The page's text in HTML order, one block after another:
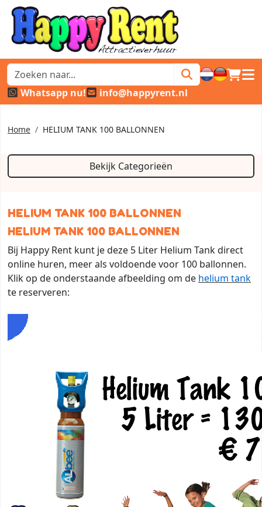
Whatsapp nu!
info@happyrent.nl
Home HELIUM TANK 100 BALLONNEN
Bekijk Categorieën
HELIUM TANK 100 BALLONNEN
HELIUM TANK 100 BALLONNEN
Bij Happy Rent kunt je deze 5 Liter Helium Tank direct
online huren, meer als voldoende voor 100 ballonnen.
Klik op de onderstaande afbeelding om de helium tank
te reserveren: